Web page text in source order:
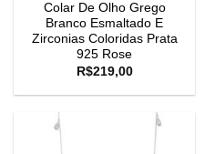
Colar De Olho Grego
Branco Esmaltado E
Zirconias Coloridas Prata
925 Rose
R$219,00